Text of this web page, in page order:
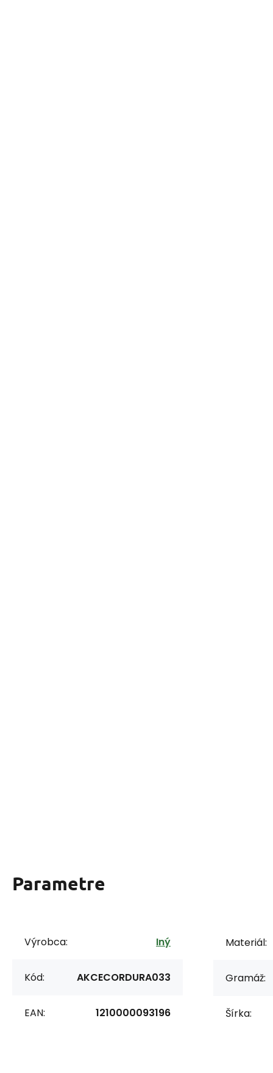
Parametre
Výrobca: Iný
Kód: AKCECORDURA033
EAN: 1210000093196
Materiál:
Gramáž:
Šírka: